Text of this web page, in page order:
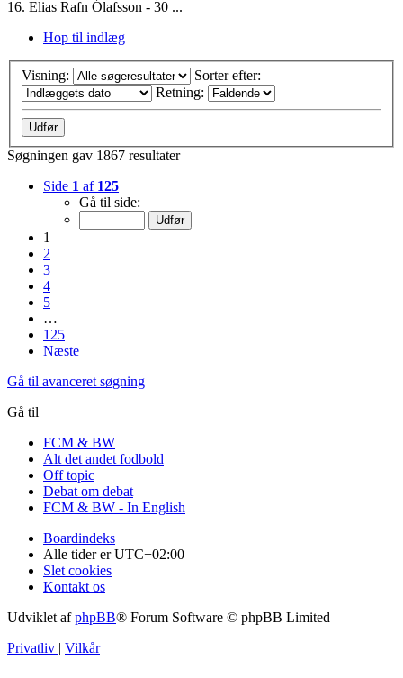
16. Elias Rafn Ólafsson - 30 ...
Hop til indlæg
Visning:
Sorter efter:
Retning:
Søgningen gav 1867 resultater
Side 1 af 125
Gå til side:
1
2
3
4
5
…
125
Næste
Gå til avanceret søgning
Gå til
FCM & BW
Alt det andet fodbold
Off topic
Debat om debat
FCM & BW - In English
Boardindeks
Alle tider erUTC+02:00
Slet cookies
Kontakt os
Udviklet afphpBB® Forum Software © phpBB Limited
Privatliv | Vilkår